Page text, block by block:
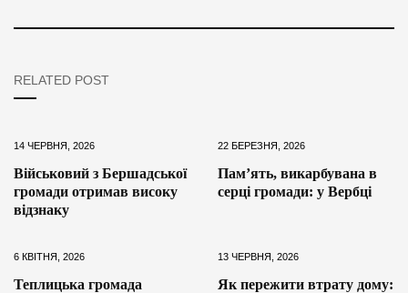
RELATED POST
14 ЧЕРВНЯ, 2026
Військовий з Бершадської
громади отримав високу
відзнаку
22 БЕРЕЗНЯ, 2026
Пам’ять, викарбувана в
серці громади: у Вербці
6 КВІТНЯ, 2026
Теплицька громада
13 ЧЕРВНЯ, 2026
Як пережити втрату дому: